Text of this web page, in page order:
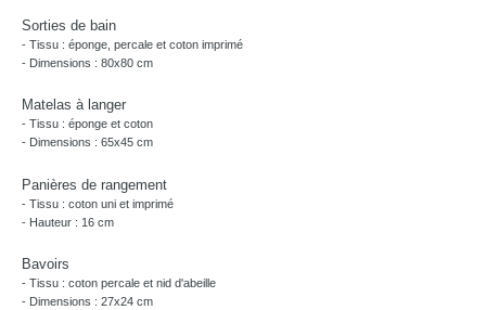
Sorties de bain
- Tissu : éponge, percale et coton imprimé
- Dimensions : 80x80 cm
Matelas à langer
- Tissu : éponge et coton
- Dimensions : 65x45 cm
Panières de rangement
- Tissu : coton uni et imprimé
- Hauteur : 16 cm
Bavoirs
- Tissu : coton percale et nid d'abeille
- Dimensions : 27x24 cm